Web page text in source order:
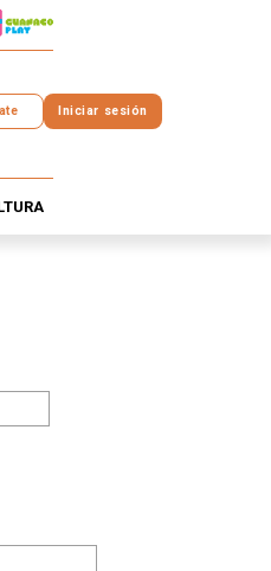
Iniciar sesión